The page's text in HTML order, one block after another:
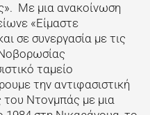
Με μια ανακοίνωση
«Είμαστε
σε συνεργασία με τις
ταμείο
την αντιφασιστική
Ντονμπάς με μια